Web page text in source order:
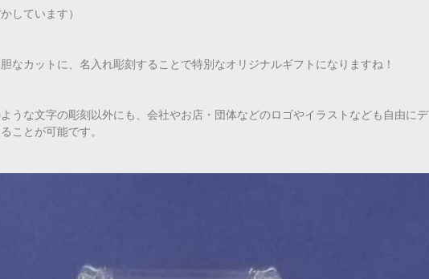
しています）
なカットに、名入れ彫刻することで特別なオリジナルギフトになりますね！
うな文字の彫刻以外にも、会社やお店・団体などのロゴやイラストなども自由にデ
ことが可能です。